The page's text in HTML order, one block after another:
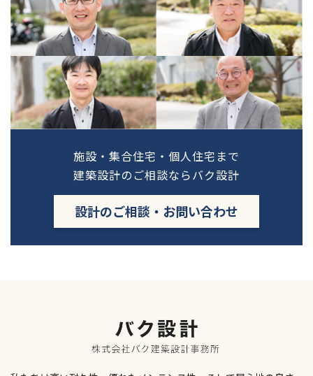
施設・集合住宅・個人住宅まで
建築設計のご相談ならバク設計
設計のご相談・お問い合わせ